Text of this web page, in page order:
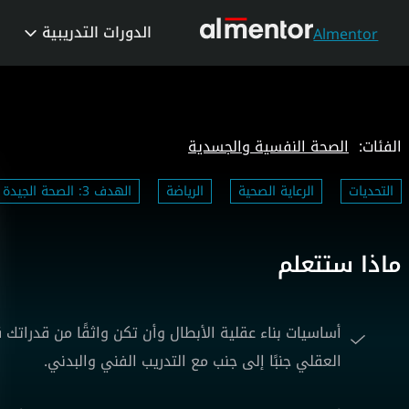
Almentor الدورات التدريبية
الفئات: الصحة النفسية والجسدية
التحديات الرعاية الصحية الرياضة الهدف 3: الصحة الجيدة والرفاه
ماذا ستتعلم
أساسيات بناء عقلية الأبطال وأن تكن واثقًا من
العقلي جنبًا إلى جنب مع التدريب الفني والبدني.